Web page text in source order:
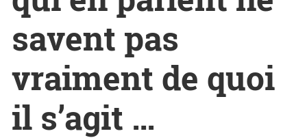
savent pas
vraiment de quoi
il s’agit …